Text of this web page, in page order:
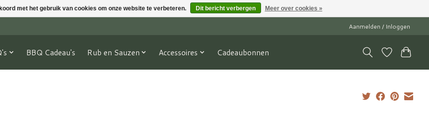
Aanmelden / Inloggen
BBQ Cadeau's Rub en Sauzen Accessoires Cadeaubonnen
met het gebruik van cookies om onze website te verbeteren. Dit bericht verbergen Meer over cookies »